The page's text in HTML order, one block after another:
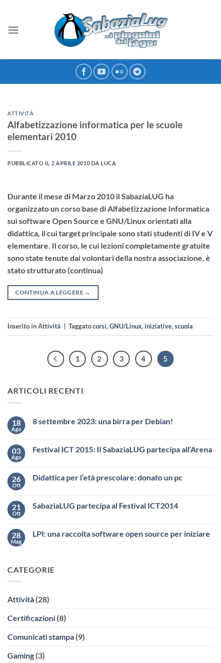
contenuti
ATTIVITÀ
Alfabetizzazione informatica per le scuole
elementari 2010
PUBBLICATO IL 2 APRILE 2010 DALUCA
Durante il mese di Marzo 2010 il SabaziaLUG ha
organizzato un corso base di Alfabetizzazione Informatica
sui software Open Source e GNU/Linux orientati alla
didattica, il cui target principale sono stati studenti di IV e V
elementare. Il corso, le cui lezioni completamente gratuite
sono state tenute dai volontari della nostra associazione, è
stato strutturato (continua)
CONTINUA A LEGGERE →
Inserito inAttività Taggatocorsi,GNU/Linux,iniziative,scuola
1 2 3 4 5
ARTICOLI RECENTI
18
Ago
8 settembre 2023: una birra per Debian!
03
Ago
Festival ICT 2015: Il SabaziaLUG partecipa all’Arena
26
Ott
Didattica per l’età prescolare: donato un pc
21
Ott
SabaziaLUG partecipa al Festival ICT2014
28
Mag
LPI: una raccolta software open source per iniziare
CATEGORIE
Attività (28)
Certificazioni (8)
Comunicati stampa (9)
Gaming (3)